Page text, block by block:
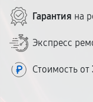
Гарантия на
Экспресс
Стоимость от